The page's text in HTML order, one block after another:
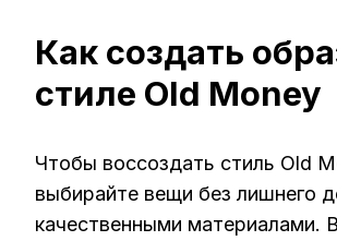
Как создать
стиле Old Money
Чтобы воссоздать стиль Old
выбирайте вещи без лишнего
качественными материалами.